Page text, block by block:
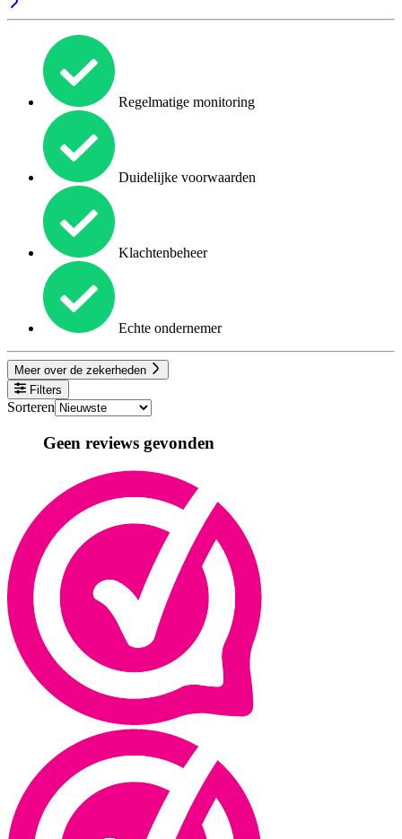
Regelmatige monitoring
Duidelijke voorwaarden
Klachtenbeheer
Echte ondernemer
Meer over de zekerheden
Filters
Sorteren
Geen reviews gevonden